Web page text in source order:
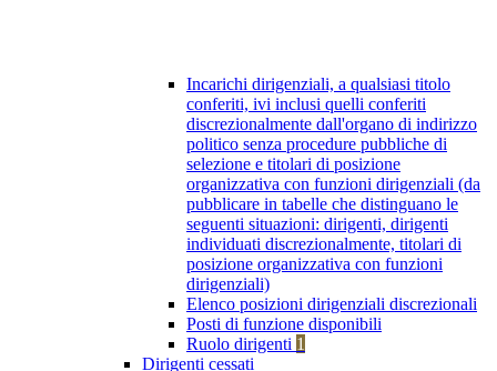
Incarichi dirigenziali, a qualsiasi titolo
conferiti, ivi inclusi quelli conferiti
discrezionalmente dall'organo di indirizzo
politico senza procedure pubbliche di
selezione e titolari di posizione
organizzativa con funzioni dirigenziali (da
pubblicare in tabelle che distinguano le
seguenti situazioni: dirigenti, dirigenti
individuati discrezionalmente, titolari di
posizione organizzativa con funzioni
dirigenziali)
Elenco posizioni dirigenziali discrezionali
Posti di funzione disponibili
Ruolo dirigenti 1
Dirigenti cessati